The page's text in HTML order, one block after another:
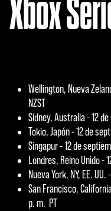
Xbox
Wellington, Nueva
NZST
Sídney, Australia - 12
Tokio, Japón - 12 de
Singapur - 12 de
Londres, Reino Unido -
Nueva York, NY, EE.
San Francisco,
p. m. PT